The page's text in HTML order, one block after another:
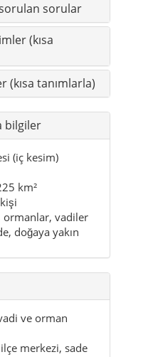
tanımlarla)
bilgiler
(iç kesim)
km²
ormanlar, vadiler
doğaya yakın
ve orman
merkezi, sade
bürünen
tamamen